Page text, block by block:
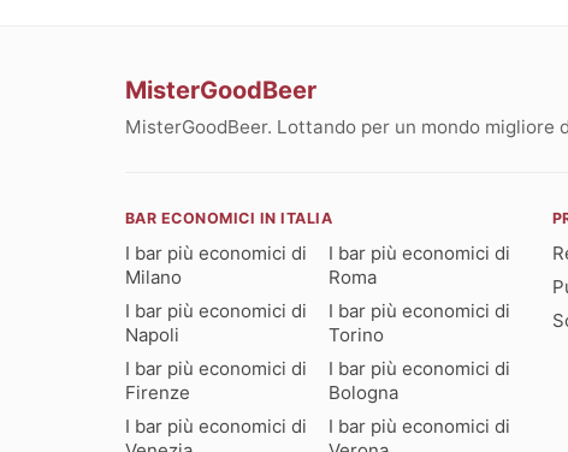
MisterGoodBeer
MisterGoodBeer. Lottando per un mondo migliore
BAR ECONOMICI IN ITALIA
I bar più economici di
Milano
I bar più economici di
Roma
I bar più economici di
Napoli
I bar più economici di
Torino
I bar più economici di
Firenze
I bar più economici di
Bologna
I bar più economici di
I bar più economici di